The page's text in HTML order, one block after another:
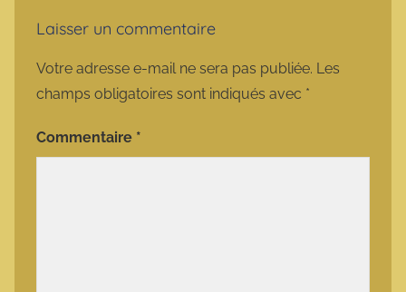
Laisser un commentaire
Votre adresse e-mail ne sera pas publiée. Les
champs obligatoires sont indiqués avec *
Commentaire *